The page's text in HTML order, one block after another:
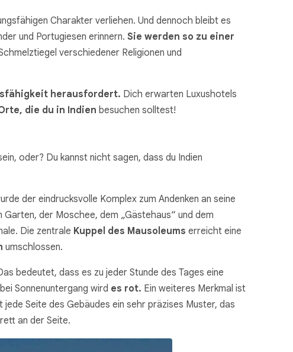
Charakter verliehen. Und dennoch bleibt es
und Portugiesen erinnern. Sie werden so zu einer
verschiedener Religionen und
herausfordert. Dich erwarten Luxushotels
die du in Indien besuchen solltest!
oder? Du kannst nicht sagen, dass du Indien
der eindrucksvolle Komplex zum Andenken an seine
Garten, der Moschee, dem „Gästehaus“ und dem
Die zentrale Kuppel des Mausoleums erreicht eine
umschlossen.
bedeutet, dass es zu jeder Stunde des Tages eine
Sonnenuntergang wird es rot. Ein weiteres Merkmal ist
jede Seite des Gebäudes ein sehr präzises Muster, das
an der Seite.